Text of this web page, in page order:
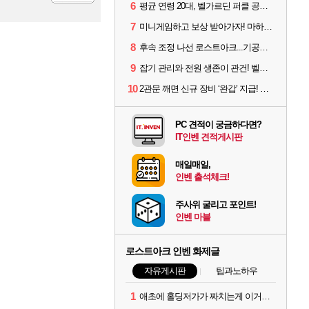
6 평균 연령 20대, 벨가르딘 퍼클 공대 '영로티'를 만나다
7 미니게임하고 보상 받아가자! 마하라카 썸머 캠프 할 일은?
8 후속 조정 나선 로스트아크...기공사, 차원술사 하향
9 잡기 관리와 전원 생존이 관건! 벨가르딘 유물 칭호 획득방법 정리
10 2관문 깨면 신규 장비 ‘완갑’ 지급! 그림자 레이드 벨가르딘 공개
PC 견적이 궁금하다면?
IT인벤 견적게시판
매일매일,
인벤 출석체크!
주사위 굴리고 포인트!
인벤 마블
로스트아크 인벤 화제글
자유게시판 팁과노하우
1 애초에 홀딩저가가 짜치는게 이거임 ㅋㅋ